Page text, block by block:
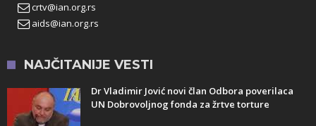
crtv@ian.org.rs
aids@ian.org.rs
NAJČITANIJE VESTI
Dr Vladimir Jović novi član Odbora poverilaca
UN Dobrovoljnog fonda za žrtve torture